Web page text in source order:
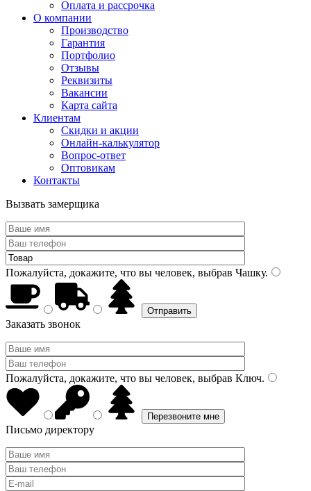
Оплата и рассрочка
О компании
Производство
Гарантия
Портфолио
Отзывы
Реквизиты
Вакансии
Карта сайта
Клиентам
Скидки и акции
Онлайн-калькулятор
Вопрос-ответ
Оптовикам
Контакты
Вызвать замерщика
Пожалуйста, докажите, что вы человек, выбрав Чашку.
Заказать звонок
Пожалуйста, докажите, что вы человек, выбрав Ключ.
Письмо директору